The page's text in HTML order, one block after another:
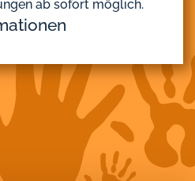
ab sofort möglich.